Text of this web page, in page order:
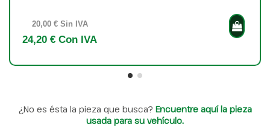
20,00 € Sin IVA
24,20 € Con IVA
¿No es ésta la pieza que busca? Encuentre aquí la pieza
usada para su vehículo.